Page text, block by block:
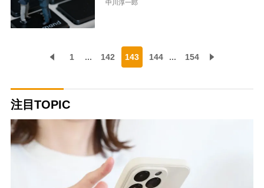
中川淳一郎
1 ... 142 143 144 ... 154
注目TOPIC